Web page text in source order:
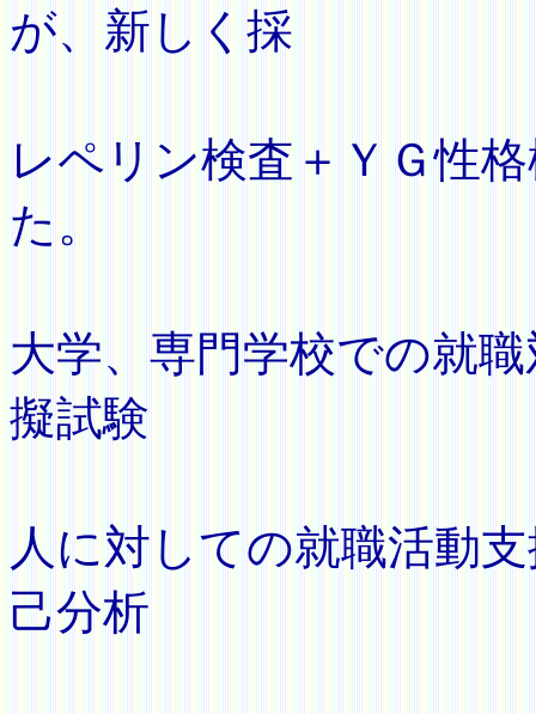
が、新しく採
レペリン検査＋ＹＧ性
た。
大学、専門学校での就
擬試験
人に対しての就職活動
己分析